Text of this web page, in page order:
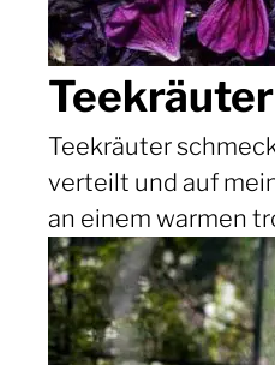
Teekräuter
verteilt und auf
an einem warmen